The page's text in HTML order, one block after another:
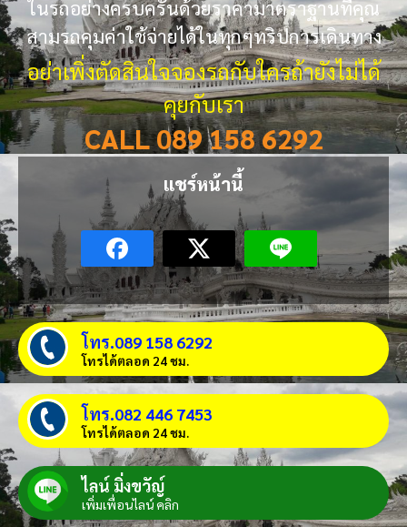
ในรถอย่างครบครันด้วยราคามาตราฐานที่คุณ
สามรถคุมค่าใช้จ่ายได้ในทุกๆทริปการเดินทาง
อย่าเพิ่งตัดสินใจจองรถกับใครถ้ายังไม่ได้
คุยกับเรา
CALL 089 158 6292
แชร์หน้านี้
โทร.089 158 6292
โทรได้ตลอด 24 ชม.
โทร.082 446 7453
โทรได้ตลอด 24 ชม.
ไลน์ มิ่งขวัญ์
เพิ่มเพื่อนไลน์ คลิก